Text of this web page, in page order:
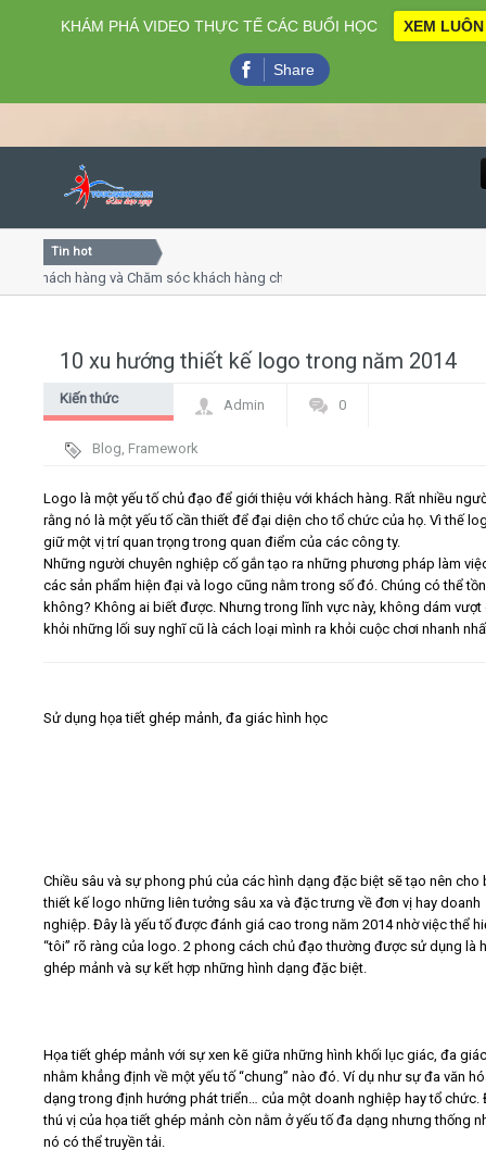
Close
Home
Giới thiệu
Video
Kiến thức
Tin hot
hàng và Chăm sóc khách hàng chuyên nghiệp
10 xu hướng thiết kế logo trong năm 2014
Kiến thức
Admin 0
Blog, Framework
Logo là một yếu tố chủ đạo để giới thiệu với khách hàng. Rất nhiều
rằng nó là một yếu tố cần thiết để đại diện cho tổ chức của họ. Vì thế
giữ một vị trí quan trọng trong quan điểm của các công ty.
Những người chuyên nghiệp cố gắn tạo ra những phương pháp làm
các sản phẩm hiện đại và logo cũng nằm trong số đó. Chúng có thể
không? Không ai biết được. Nhưng trong lĩnh vực này, không dám vượt
khỏi những lối suy nghĩ cũ là cách loại mình ra khỏi cuộc chơi nhanh
Sử dụng họa tiết ghép mảnh, đa giác hình học
Chiều sâu và sự phong phú của các hình dạng đặc biệt sẽ tạo nên cho
thiết kế logo những liên tưởng sâu xa và đặc trưng về đơn vị hay doanh
nghiệp. Đây là yếu tố được đánh giá cao trong năm 2014 nhờ việc thể
“tôi” rõ ràng của logo. 2 phong cách chủ đạo thường được sử dụng là
ghép mảnh và sự kết hợp những hình dạng đặc biệt.
Họa tiết ghép mảnh với sự xen kẽ giữa những hình khối lục giác, đa
nhằm khẳng định về một yếu tố “chung” nào đó. Ví dụ như sự đa văn
dạng trong định hướng phát triển… của một doanh nghiệp hay tổ chức.
thú vị của họa tiết ghép mảnh còn nằm ở yếu tố đa dạng nhưng thống
nó có thể truyền tải.
KHÁM PHÁ VIDEO THỰC TẾ CÁC BUỔI HỌC XEM LUÔN
Share